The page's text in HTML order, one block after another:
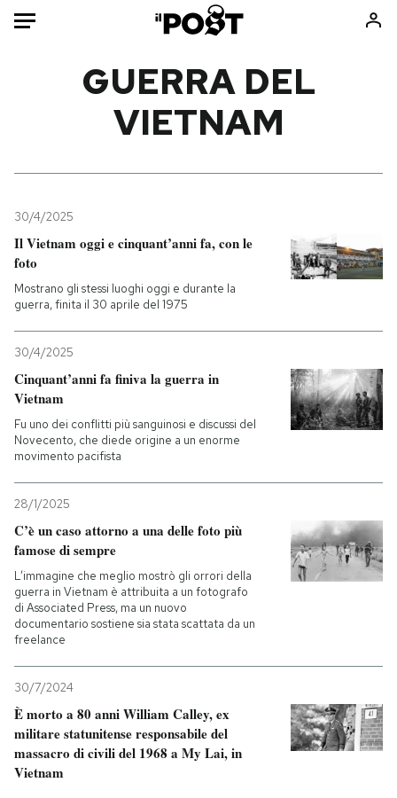
Mondo
Tecnologia
Internet
Cultura
Economia
Sport
Libri
Ok Boomer!
Altrecose
PODCAST
I MIEI PREFERITI
SHOP
CALENDARIO
AREA PERSONALE
Entra
GUERRA DEL
VIETNAM
30/4/2025
Il Vietnam oggi e cinquant’anni fa, con le
foto
Mostrano gli stessi luoghi oggi e durante la
guerra, finita il 30 aprile del 1975
30/4/2025
Cinquant’anni fa finiva la guerra in
Vietnam
Fu uno dei conflitti più sanguinosi e discussi del
Novecento, che diede origine a un enorme
movimento pacifista
28/1/2025
C’è un caso attorno a una delle foto più
famose di sempre
L’immagine che meglio mostrò gli orrori della
guerra in Vietnam è attribuita a un fotografo
di Associated Press, ma un nuovo
documentario sostiene sia stata scattata da un
freelance
30/7/2024
È morto a 80 anni William Calley, ex
militare statunitense responsabile del
massacro di civili del 1968 a My Lai, in
Vietnam